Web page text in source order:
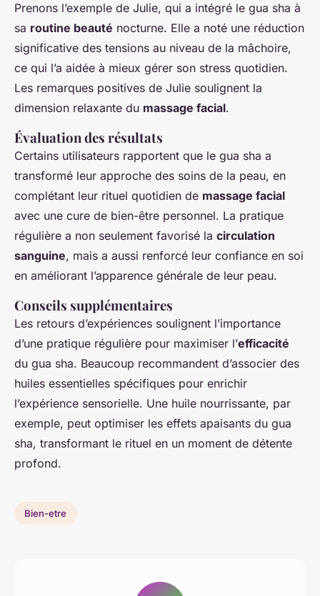
Prenons l’exemple de Julie, qui a intégré le gua sha à
sa routine beauté nocturne. Elle a noté une réduction
significative des tensions au niveau de la mâchoire,
ce qui l’a aidée à mieux gérer son stress quotidien.
Les remarques positives de Julie soulignent la
dimension relaxante du massage facial.
Évaluation des résultats
Certains utilisateurs rapportent que le gua sha a
transformé leur approche des soins de la peau, en
complétant leur rituel quotidien de massage facial
avec une cure de bien-être personnel. La pratique
régulière a non seulement favorisé la circulation
sanguine, mais a aussi renforcé leur confiance en soi
en améliorant l’apparence générale de leur peau.
Conseils supplémentaires
Les retours d’expériences soulignent l’importance
d’une pratique régulière pour maximiser l’efficacité
du gua sha. Beaucoup recommandent d’associer des
huiles essentielles spécifiques pour enrichir
l’expérience sensorielle. Une huile nourrissante, par
exemple, peut optimiser les effets apaisants du gua
sha, transformant le rituel en un moment de détente
profond.
Bien-etre